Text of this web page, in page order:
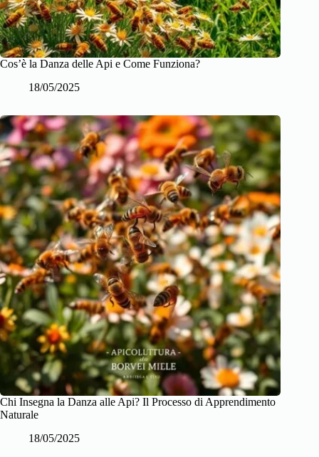
Cos’è la Danza delle Api e Come Funziona?
18/05/2025
Chi Insegna la Danza alle Api? Il Processo di Apprendimento
Naturale
18/05/2025